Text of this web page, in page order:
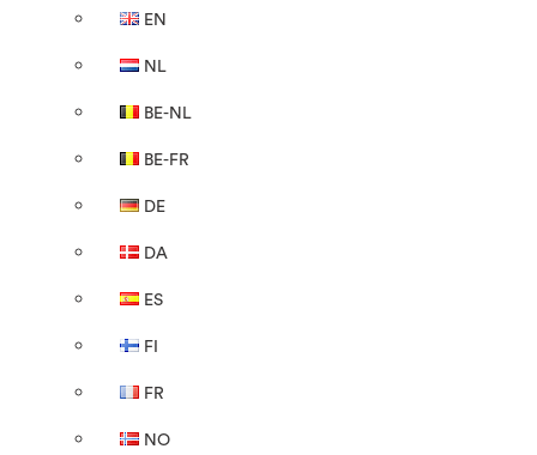
EN
NL
BE-NL
BE-FR
DE
DA
ES
FI
FR
NO